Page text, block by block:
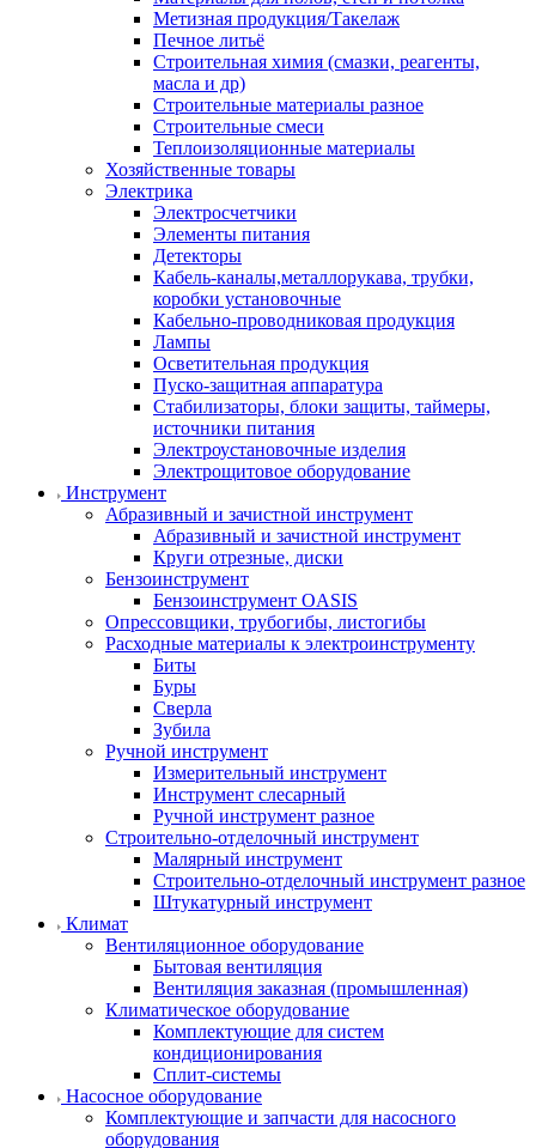
Метизная продукция/Такелаж
Печное литьё
Строительная химия (смазки, реагенты,
масла и др)
Строительные материалы разное
Строительные смеси
Теплоизоляционные материалы
Хозяйственные товары
Электрика
Электросчетчики
Элементы питания
Детекторы
Кабель-каналы,металлорукава, трубки,
коробки установочные
Кабельно-проводниковая продукция
Лампы
Осветительная продукция
Пуско-защитная аппаратура
Стабилизаторы, блоки защиты, таймеры,
источники питания
Электроустановочные изделия
Электрощитовое оборудование
Инструмент
Абразивный и зачистной инструмент
Абразивный и зачистной инструмент
Круги отрезные, диски
Бензоинструмент
Бензоинструмент OASIS
Опрессовщики, трубогибы, листогибы
Расходные материалы к электроинструменту
Биты
Буры
Сверла
Зубила
Ручной инструмент
Измерительный инструмент
Инструмент слесарный
Ручной инструмент разное
Строительно-отделочный инструмент
Малярный инструмент
Строительно-отделочный инструмент разное
Штукатурный инструмент
Климат
Вентиляционное оборудование
Бытовая вентиляция
Вентиляция заказная (промышленная)
Климатическое оборудование
Комплектующие для систем
кондиционирования
Сплит-системы
Насосное оборудование
Комплектующие и запчасти для насосного
оборудования